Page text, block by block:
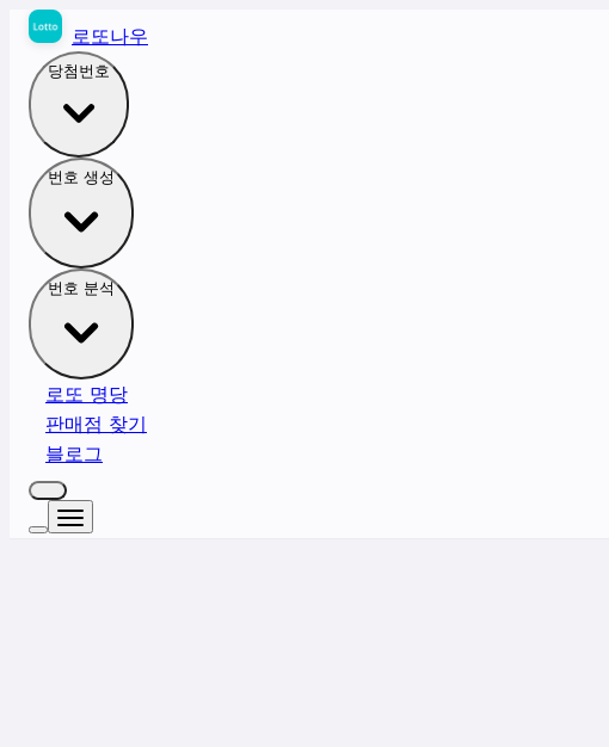
로또나우
당첨번호
번호 생성
번호 분석
로또 명당
판매점 찾기
블로그